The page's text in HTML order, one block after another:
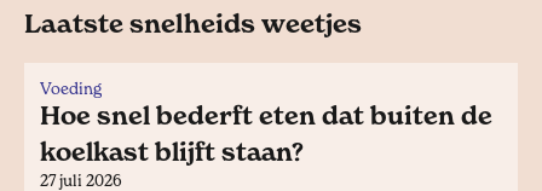
Laatste snelheids weetjes
Voeding
Hoe snel bederft eten dat buiten de
koelkast blijft staan?
27 juli 2026